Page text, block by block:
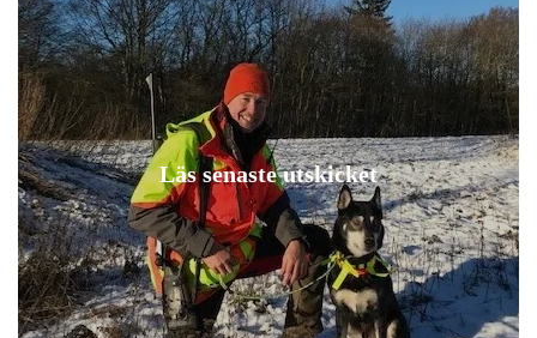
Läs senaste utskicket